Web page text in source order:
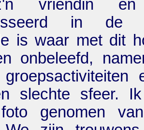
vriendin
in de
is waar met dit
onbeleefd,
slechte sfeer.
genomen